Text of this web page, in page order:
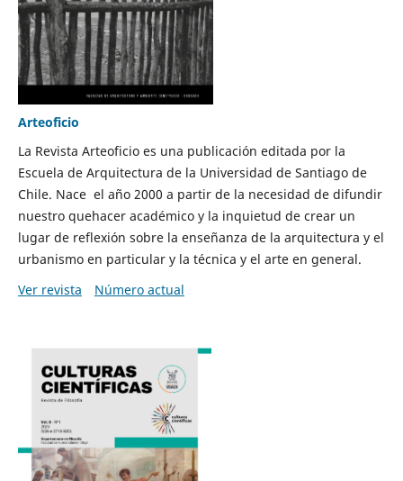
Arteoficio
La Revista Arteoficio es una publicación editada por la
Escuela de Arquitectura de la Universidad de Santiago de
Chile. Nace el año 2000 a partir de la necesidad de difundir
nuestro quehacer académico y la inquietud de crear un
lugar de reflexión sobre la enseñanza de la arquitectura y el
urbanismo en particular y la técnica y el arte en general.
Ver revista
Número actual